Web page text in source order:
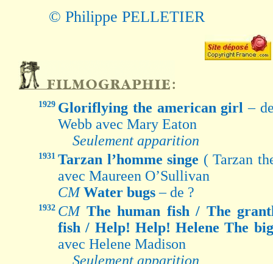
© Philippe PELLETIER
1929 Gloriflying the american girl–
Webb avec Mary Eaton
Seulement apparition
1931 Tarzan l’homme singe ( Tarzan
avec Maureen O’Sullivan
CM Water bugs– de ?
1932 CM The human fish / The
fish / Help! Help! Helene The
avec Helene Madison
Seulement apparition